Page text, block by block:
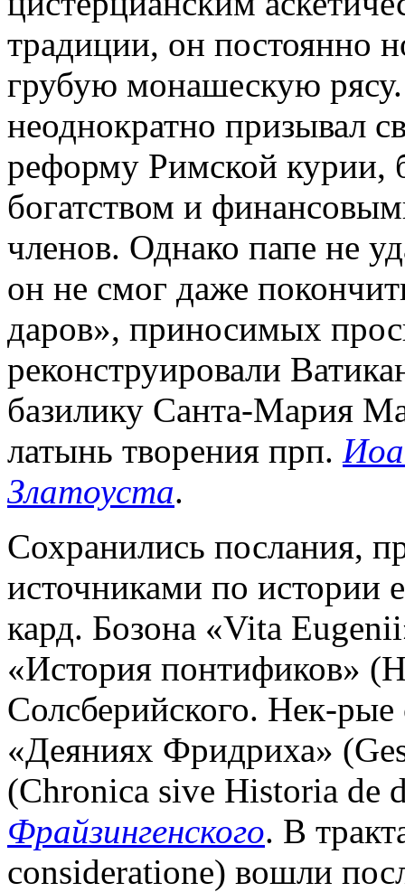
традиции, он постоянно
грубую монашескую
неоднократно призывал
реформу Римской курии,
богатством и
членов. Однако папе не
он не смог даже
даров», приносимых
реконструировали
базилику Санта-Мария
латынь творения прп.
Златоуста.
Сохранились послания,
источниками по истории
кард. Бозона «Vita
«История понтификов»
Солсберийского. Нек-рые
«Деяниях Фридриха»
(Chronica sive Historia de
Фрайзингенского. В
consideratione) вошли